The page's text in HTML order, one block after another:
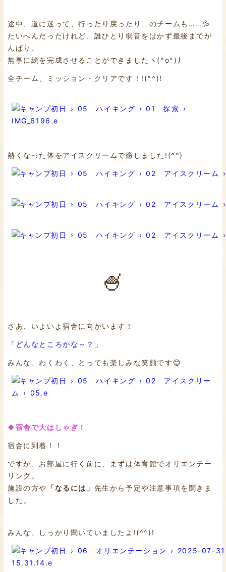
途中、道に迷って、行ったり戻ったり、のチームも……💦
たいへんだったけれど、誰ひとり弱音をはかず最後までが
んばり、
無事に絵を完成させることができましたヽ(^o^)丿
全チーム、ミッション・クリアです！!(^^)!
熱くなった体をアイスクリームで癒しました!(^^)
🍧
さあ、いよいよ宿舎に向かいます！
「どんなところかな～？」
みんな、わくわく、とっても楽しみな笑顔です😊
🍀宿舎で大はしゃぎ！
宿舎に到着！！
ですが、お部屋に行く前に、まずは体育館でオリエンテー
リング。
施設の方や 「なるには」 先生から予定や注意事項を聞きま
した。
みんな、しっかり聞いていましたよ!(^^)!